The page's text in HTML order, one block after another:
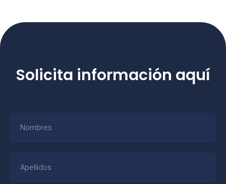
Solicita información aquí